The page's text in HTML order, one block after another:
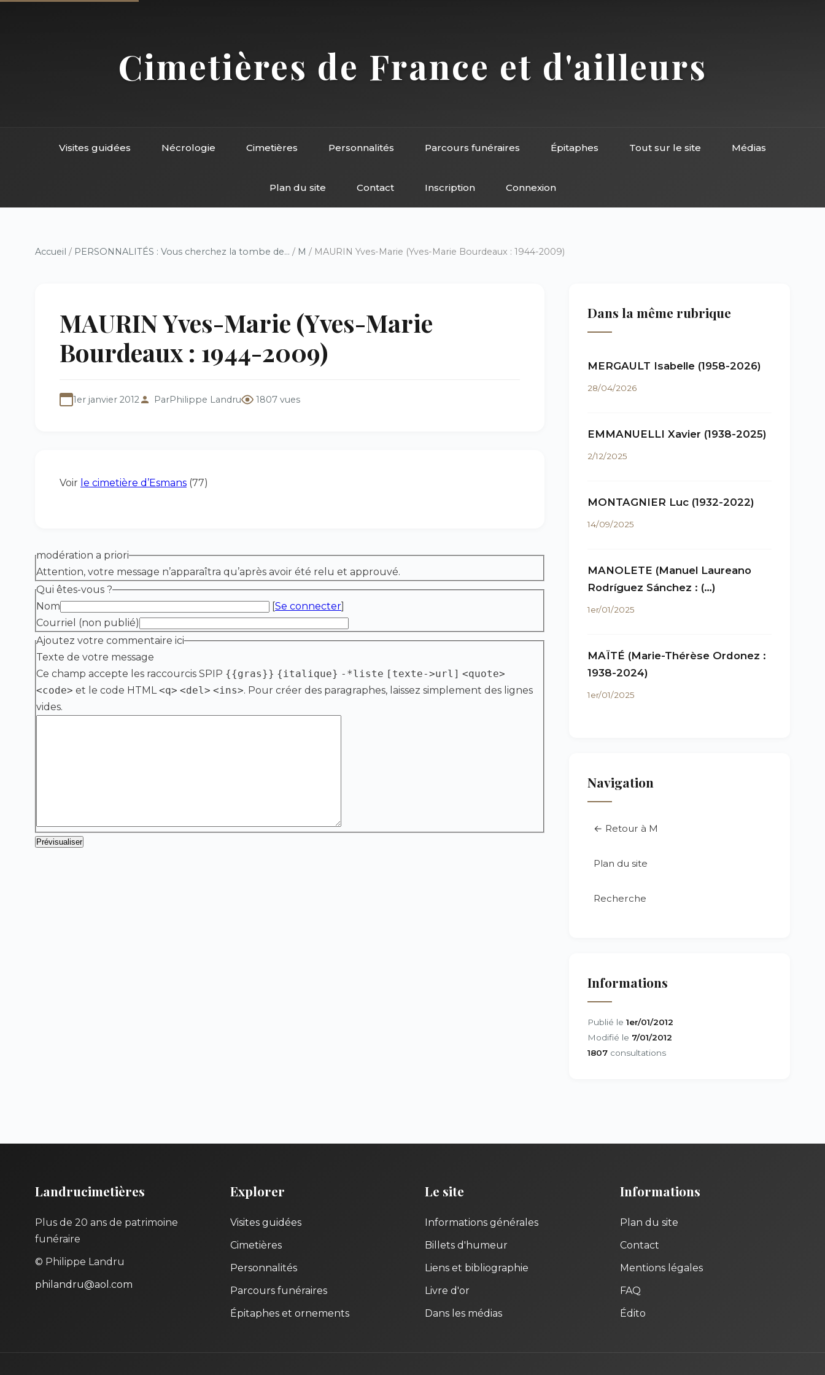
Cimetières de France et d'ailleurs
Visites guidées Nécrologie Cimetières Personnalités Parcours funéraires Épitaphes Tout sur le site Médias
Plan du site Contact Inscription Connexion
Accueil / PERSONNALITÉS : Vous cherchez la tombe de... / M / MAURIN Yves-Marie (Yves-Marie Bourdeaux : 1944-2009)
MAURIN Yves-Marie (Yves-Marie
Bourdeaux : 1944-2009)
1er janvier 2012 ParPhilippe Landru 1807 vues
Voir le cimetière d’Esmans (77)
modération a priori
Attention, votre message n’apparaîtra qu’après avoir été relu et approuvé.
Qui êtes-vous ?
Nom
[Se connecter]
Courriel (non publié)
Ajoutez votre commentaire ici
Texte de votre message
Ce champ accepte les raccourcis SPIP {{gras}} {italique} -*liste [texte->url] <quote>
<code> et le code HTML<q> <del> <ins>. Pour créer des paragraphes, laissez simplement des lignes
vides.
Dans la même rubrique
MERGAULT Isabelle (1958-2026)
28/04/2026
EMMANUELLI Xavier (1938-2025)
2/12/2025
MONTAGNIER Luc (1932-2022)
14/09/2025
MANOLETE (Manuel Laureano
Rodríguez Sánchez : (…)
1er/01/2025
MAÏTÉ (Marie-Thérèse Ordonez :
1938-2024)
1er/01/2025
Navigation
← Retour à M
Plan du site
Recherche
Informations
Publié le 1er/01/2012
Modifié le 7/01/2012
1807 consultations
Landrucimetières
Plus de 20 ans de patrimoine
funéraire
© Philippe Landru
philandru@aol.com
Explorer
Visites guidées
Cimetières
Personnalités
Parcours funéraires
Épitaphes et ornements
Le site
Informations générales
Billets d'humeur
Liens et bibliographie
Livre d'or
Dans les médias
Informations
Plan du site
Contact
Mentions légales
FAQ
Édito